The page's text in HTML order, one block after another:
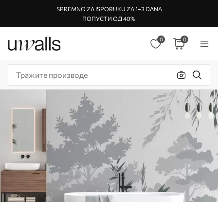
SPREMNO ZA ISPORUKU ZA 1–3 DANA
ПОПУСТИ ОД 40%
0 0